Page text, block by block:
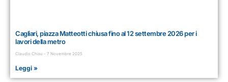
Cagliari, piazza Matteotti chiusa fino al 12 settembre 2026 per i
lavori della metro
Claudio Chisu 7 Novembre 2025
Leggi »